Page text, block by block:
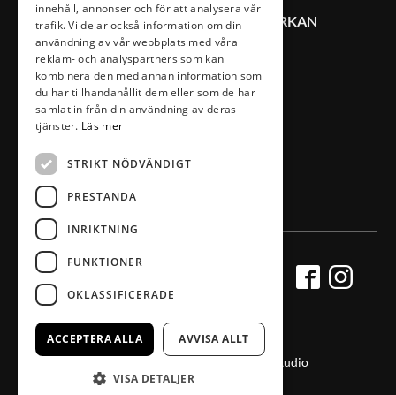
KONTAKT VÄXJÖ CITYSAMVERKAN
0470-407 00
info@vaxjocity.com
Producerad av Gota Media Brand Studio
innehåll, annonser och för att analysera vår
trafik. Vi delar också information om din
användning av vår webbplats med våra
reklam- och analyspartners som kan
kombinera den med annan information som
du har tillhandahållit dem eller som de har
samlat in från din användning av deras
tjänster. Läs mer
STRIKT NÖDVÄNDIGT
PRESTANDA
INRIKTNING
FUNKTIONER
OKLASSIFICERADE
ACCEPTERA ALLA AVVISA ALLT
VISA DETALJER